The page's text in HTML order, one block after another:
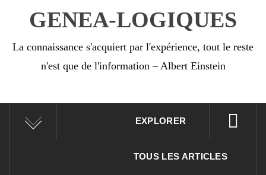
GENEA-LOGIQUES
La connaissance s'acquiert par l'expérience, tout le reste
n'est que de l'information – Albert Einstein
EXPLORER
TOUS LES ARTICLES